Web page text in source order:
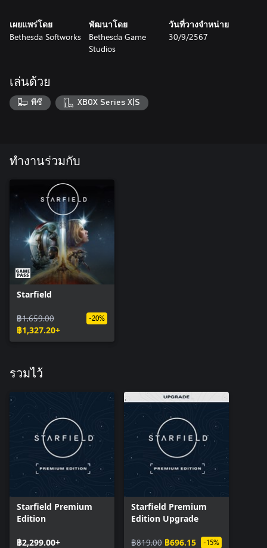
เผยแพร่โดย
Bethesda Softworks
พัฒนาโดย
Bethesda Game
Studios
วันที่วางจำหน่าย
30/9/2567
เล่นด้วย
พีซี XBOX Series X|S
ทำงานร่วมกับ
Starfield
฿1,659.00
฿1,327.20+
-20%
รวมไว้
Starfield Premium
Edition
฿2,299.00+
Starfield Premium
Edition Upgrade
฿819.00 ฿696.15 -15%